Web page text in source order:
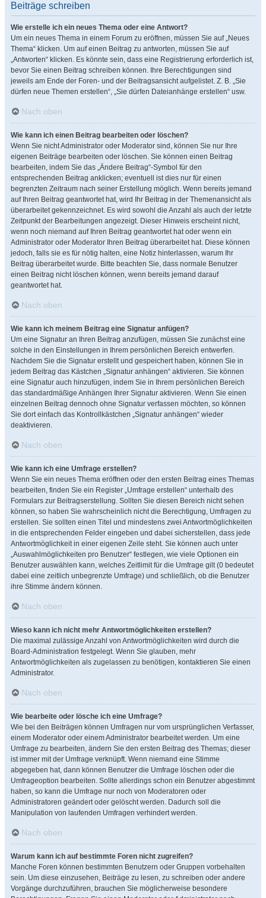
Beiträge schreiben
Wie erstelle ich ein neues Thema oder eine Antwort?
Um ein neues Thema in einem Forum zu eröffnen, müssen Sie auf „Neues
Thema“ klicken. Um auf einen Beitrag zu antworten, müssen Sie auf
„Antworten“ klicken. Es könnte sein, dass eine Registrierung erforderlich ist,
bevor Sie einen Beitrag schreiben können. Ihre Berechtigungen sind
jeweils am Ende der Foren- und der Beitragsansicht aufgelistet. Z. B. „Sie
dürfen neue Themen erstellen“, „Sie dürfen Dateianhänge erstellen“ usw.
Nach oben
Wie kann ich einen Beitrag bearbeiten oder löschen?
Wenn Sie nicht Administrator oder Moderator sind, können Sie nur Ihre
eigenen Beiträge bearbeiten oder löschen. Sie können einen Beitrag
bearbeiten, indem Sie das „Ändere Beitrag“-Symbol für den
entsprechenden Beitrag anklicken; eventuell ist dies nur für einen
begrenzten Zeitraum nach seiner Erstellung möglich. Wenn bereits jemand
auf Ihren Beitrag geantwortet hat, wird Ihr Beitrag in der Themenansicht als
überarbeitet gekennzeichnet. Es wird sowohl die Anzahl als auch der letzte
Zeitpunkt der Bearbeitungen angezeigt. Dieser Hinweis erscheint nicht,
wenn noch niemand auf Ihren Beitrag geantwortet hat oder wenn ein
Administrator oder Moderator Ihren Beitrag überarbeitet hat. Diese können
jedoch, falls sie es für nötig halten, eine Notiz hinterlassen, warum Ihr
Beitrag überarbeitet wurde. Bitte beachten Sie, dass normale Benutzer
einen Beitrag nicht löschen können, wenn bereits jemand darauf
geantwortet hat.
Nach oben
Wie kann ich meinem Beitrag eine Signatur anfügen?
Um eine Signatur an Ihren Beitrag anzufügen, müssen Sie zunächst eine
solche in den Einstellungen in Ihrem persönlichen Bereich entwerfen.
Nachdem Sie die Signatur erstellt und gespeichert haben, können Sie in
jedem Beitrag das Kästchen „Signatur anhängen“ aktivieren. Sie können
eine Signatur auch hinzufügen, indem Sie in Ihrem persönlichen Bereich
das standardmäßige Anhängen Ihrer Signatur aktivieren. Wenn Sie einen
einzelnen Beitrag dennoch ohne Signatur verfassen möchten, so können
Sie dort einfach das Kontrollkästchen „Signatur anhängen“ wieder
deaktivieren.
Nach oben
Wie kann ich eine Umfrage erstellen?
Wenn Sie ein neues Thema eröffnen oder den ersten Beitrag eines Themas
bearbeiten, finden Sie ein Register „Umfrage erstellen“ unterhalb des
Formulars zur Beitragserstellung. Sollten Sie diesen Bereich nicht sehen
können, so haben Sie wahrscheinlich nicht die Berechtigung, Umfragen zu
erstellen. Sie sollten einen Titel und mindestens zwei Antwortmöglichkeiten
in die entsprechenden Felder eingeben und dabei sicherstellen, dass jede
Antwortmöglichkeit in einer eigenen Zeile steht. Sie können auch unter
„Auswahlmöglichkeiten pro Benutzer“ festlegen, wie viele Optionen ein
Benutzer auswählen kann, welches Zeitlimit für die Umfrage gilt (0 bedeutet
dabei eine zeitlich unbegrenzte Umfrage) und schließlich, ob die Benutzer
ihre Stimme ändern können.
Nach oben
Wieso kann ich nicht mehr Antwortmöglichkeiten erstellen?
Die maximal zulässige Anzahl von Antwortmöglichkeiten wird durch die
Board-Administration festgelegt. Wenn Sie glauben, mehr
Antwortmöglichkeiten als zugelassen zu benötigen, kontaktieren Sie einen
Administrator.
Nach oben
Wie bearbeite oder lösche ich eine Umfrage?
Wie bei den Beiträgen können Umfragen nur vom ursprünglichen Verfasser,
einem Moderator oder einem Administrator bearbeitet werden. Um eine
Umfrage zu bearbeiten, ändern Sie den ersten Beitrag des Themas; dieser
ist immer mit der Umfrage verknüpft. Wenn niemand eine Stimme
abgegeben hat, dann können Benutzer die Umfrage löschen oder die
Umfrageoption bearbeiten. Sollte allerdings schon ein Benutzer abgestimmt
haben, so kann die Umfrage nur noch von Moderatoren oder
Administratoren geändert oder gelöscht werden. Dadurch soll die
Manipulation von laufenden Umfragen verhindert werden.
Nach oben
Warum kann ich auf bestimmte Foren nicht zugreifen?
Manche Foren können bestimmten Benutzern oder Gruppen vorbehalten
sein. Um diese einzusehen, Beiträge zu lesen, zu schreiben oder andere
Vorgänge durchzuführen, brauchen Sie möglicherweise besondere